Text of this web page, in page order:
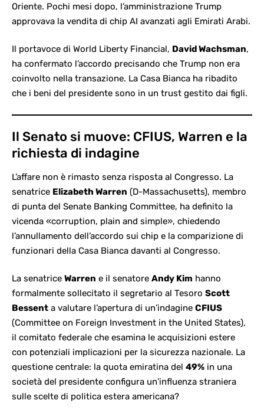
Oriente. Pochi mesi dopo, l’amministrazione Trump
approvava la vendita di chip AI avanzati agli Emirati Arabi.
Il portavoce di World Liberty Financial, David Wachsman,
ha confermato l’accordo precisando che Trump non era
coinvolto nella transazione. La Casa Bianca ha ribadito
che i beni del presidente sono in un trust gestito dai figli.
Il Senato si muove: CFIUS, Warren e la
richiesta di indagine
L’affare non è rimasto senza risposta al Congresso. La
senatrice Elizabeth Warren (D-Massachusetts), membro
di punta del Senate Banking Committee, ha definito la
vicenda «corruption, plain and simple», chiedendo
l’annullamento dell’accordo sui chip e la comparizione di
funzionari della Casa Bianca davanti al Congresso.
La senatrice Warren e il senatore Andy Kim hanno
formalmente sollecitato il segretario al Tesoro Scott
Bessent a valutare l’apertura di un’indagine CFIUS
(Committee on Foreign Investment in the United States),
il comitato federale che esamina le acquisizioni estere
con potenziali implicazioni per la sicurezza nazionale. La
questione centrale: la quota emiratina del 49% in una
società del presidente configura un’influenza straniera
sulle scelte di politica estera americana?